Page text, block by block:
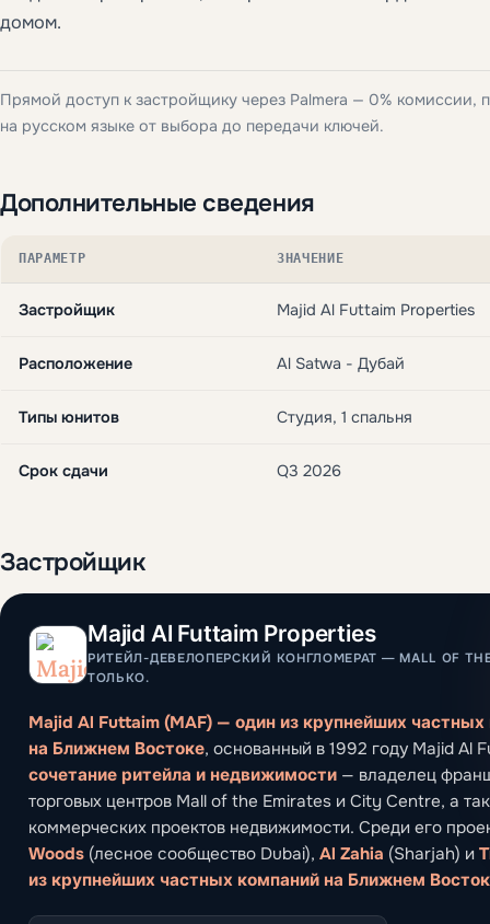
домом.
Прямой доступ к застройщику через Palmera — 0% комиссии,
на русском языке от выбора до передачи ключей.
Дополнительные сведения
ПАРАМЕТР ЗНАЧЕНИЕ
Застройщик Majid Al Futtaim Properties
Расположение Al Satwa - Дубай
Типы юнитов Студия, 1 спальня
Срок сдачи Q3 2026
Застройщик
Majid Al Futtaim Properties
РИТЕЙЛ-ДЕВЕЛОПЕРСКИЙ КОНГЛОМЕРАТ — MALL OF THE
ТОЛЬКО.
Majid Al Futtaim (MAF) — один из крупнейших частных
на Ближнем Востоке, основанный в 1992 году Majid Al
сочетание ритейла и недвижимости — владелец
торговых центров Mall of the Emirates и City Centre, а
коммерческих проектов недвижимости. Среди его
Woods (лесное сообщество Dubai), Al Zahia (Sharjah) и
из крупнейших частных компаний на Ближнем